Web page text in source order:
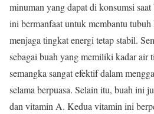
minuman yang dapat di konsumsi
ini bermanfaat untuk membantu
menjaga tingkat energi tetap stabil.
sebagai buah yang memiliki kadar air
semangka sangat efektif dalam
selama berpuasa. Selain itu, buah ini
dan vitamin A. Kedua vitamin ini